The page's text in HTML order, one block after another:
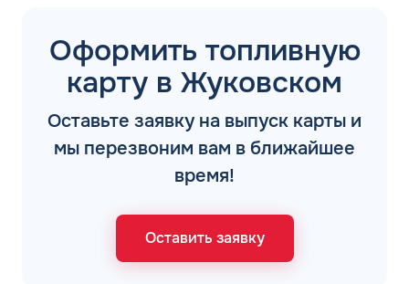
Оформить топливную
карту в Жуковском
Оставьте заявку на выпуск карты и
мы перезвоним вам в ближайшее
время!
Оставить заявку